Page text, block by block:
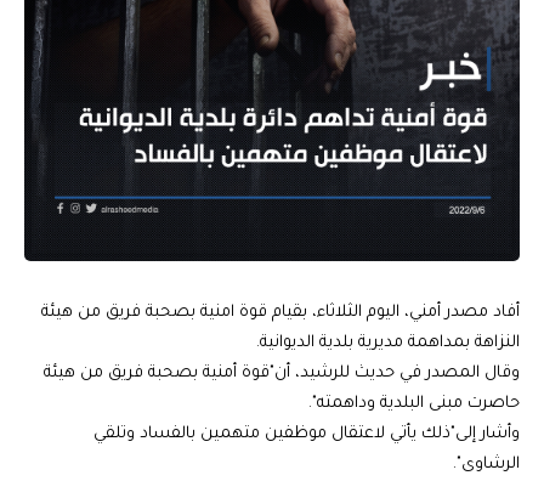
أفاد مصدر أمني، اليوم الثلاثاء، بقيام قوة امنية بصحبة فريق من هيئة
النزاهة بمداهمة مديرية بلدية الديوانية.
وقال المصدر في حديث للرشيد، أن"قوة أمنية بصحبة فريق من هيئة
حاصرت مبنى البلدية وداهمته".
وأشار إلى"ذلك يأتي لاعتقال موظفين متهمين بالفساد وتلقي
الرشاوى".